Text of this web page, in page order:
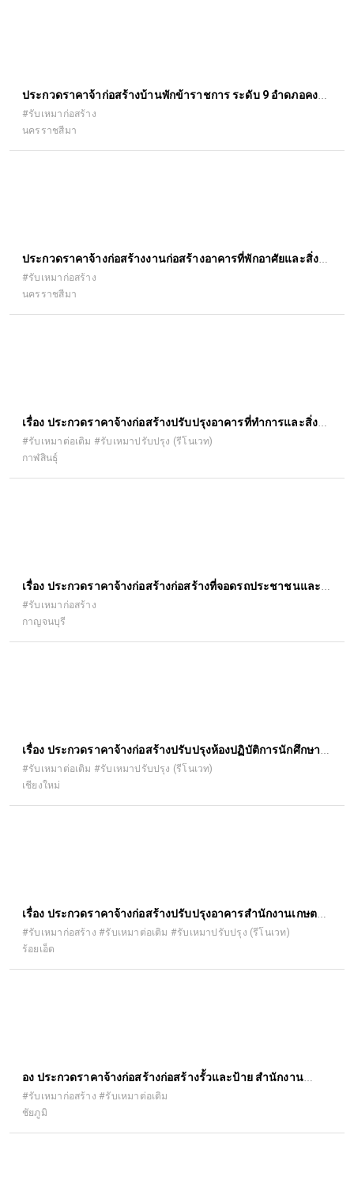
ประกวดราคาจ้าก่อสร้างบ้านพักข้าราชการ ระดับ 9 อำดภอคง
จังหวัดนครราชสีมา
#รับเหมาก่อสร้าง
นครราชสีมา
ประกวดราคาจ้างก่อสร้างงานก่อสร้างอาคารที่พักอาศัยและสิ่ง
ก่อสร้างประกอบ
#รับเหมาก่อสร้าง
นครราชสีมา
เรื่อง ประกวดราคาจ้างก่อสร้างปรับปรุงอาคารที่ทำการและสิ่ง
ก่อสร้างประกอบ สำนักงานจัดหางาน จังหวัดกาฬสินธุ์ ด้วยวิธี
ประกวดราคาอิเล็กทรอนิกส์ (e-bidding)
#รับเหมาต่อเติม #รับเหมาปรับปรุง (รีโนเวท)
กาฬสินธุ์
เรื่อง ประกวดราคาจ้างก่อสร้างก่อสร้างที่จอดรถประชาชนและ
คนพิการ สำนักงานที่ดินจังหวัดกาญจนบุรี ด้วยวิธีประกวดราคา
อิเล็กทรอนิกส์ (e-bidding)
#รับเหมาก่อสร้าง
กาญจนบุรี
เรื่อง ประกวดราคาจ้างก่อสร้างปรับปรุงห้องปฏิบัติการนักศึกษา
บัณฑิตศึกษา อาคาร ๕ ชั้น ๓ คณะ เภสัชศาสตร์ ด้วยวิธีประกวด
ราคาอิเล็กทรอนิกส์ (e-bidding)
#รับเหมาต่อเติม #รับเหมาปรับปรุง (รีโนเวท)
เชียงใหม่
เรื่อง ประกวดราคาจ้างก่อสร้างปรับปรุงอาคารสำนักงานเกษตร
อำเภอจตุรพักตรพิมาน ตำบลหัวช้าง อำเภอจตุรพักตรพิมาน
จังหวัดร้อยเอ็ด ด้วยวิธีประกวดราคาอิเล็กทรอนิกส์ (e-bidding)
#รับเหมาก่อสร้าง #รับเหมาต่อเติม #รับเหมาปรับปรุง (รีโนเวท)
ร้อยเอ็ด
ื่อง ประกวดราคาจ้างก่อสร้างก่อสร้างรั้วและป้าย สำนักงาน
เกษตรอำเภอคอนสาร ตำบลคอนสาร อำเภอคอนสาร จังหวัด
ชัยภูมิ ๑ แห่ง ด้วยวิธีประกวดราคาอิเล็กทรอนิกส์ (e-bidding)
#รับเหมาก่อสร้าง #รับเหมาต่อเติม
ชัยภูมิ